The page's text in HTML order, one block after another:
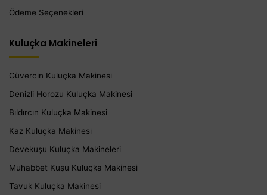
Ödeme Seçenekleri
Kuluçka Makineleri
Güvercin Kuluçka Makinesi
Denizli Horozu Kuluçka Makinesi
Bıldırcın Kuluçka Makinesi
Kaz Kuluçka Makinesi
Devekuşu Kuluçka Makineleri
Muhabbet Kuşu Kuluçka Makinesi
Tavuk Kuluçka Makinesi